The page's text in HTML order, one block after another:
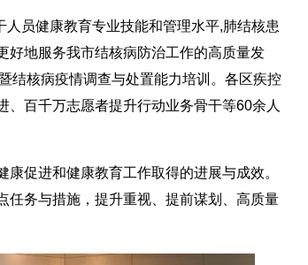
员健康教育专业技能和管理水平,肺结核患
好地服务我市结核病防治工作的高质量发
结核病疫情调查与处置能力培训。各区疾控
百千万志愿者提升行动业务骨干等60余人
促进和健康教育工作取得的进展与成效。
任务与措施，提升重视、提前谋划、高质量